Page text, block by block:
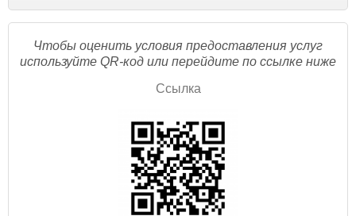
Чтобы оценить условия предоставления услуг
используйте QR-код или перейдите по ссылке ниже
Ссылка